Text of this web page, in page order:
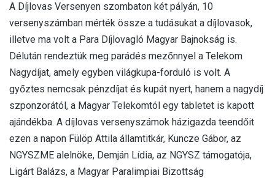
A Díjlovas Versenyen szombaton két pályán, 10
versenyszámban mérték össze a tudásukat a díjlovasok,
illetve ma volt a Para Díjlovagló Magyar Bajnokság is.
Délután rendeztük meg parádés mezőnnyel a Telekom
Nagydíjat, amely egyben világkupa-forduló is volt. A
győztes nemcsak pénzdíjat és kupát nyert, hanem a nagydíj
szponzorától, a Magyar Telekomtól egy tabletet is kapott
ajándékba. A díjlovas versenyszámok házigazda teendőit
ezen a napon Fülöp Attila államtitkár, Kuncze Gábor, az
NGYSZME alelnöke, Demján Lídia, az NGYSZ támogatója,
Ligárt Balázs, a Magyar Paralimpiai Bizottság